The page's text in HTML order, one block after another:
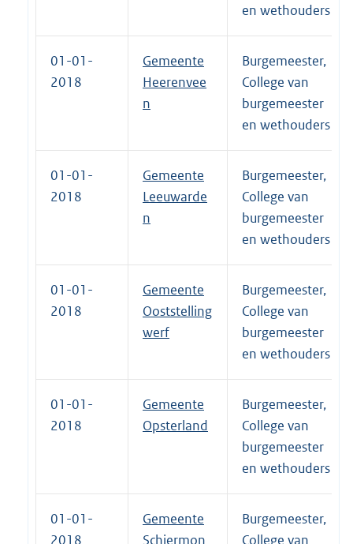
en wethouders
01-01-
2018
Gemeente
Heerenvee
n
Burgemeester,
College van
burgemeester
en wethouders
01-01-
2018
Gemeente
Leeuwarde
n
Burgemeester,
College van
burgemeester
en wethouders
01-01-
2018
Gemeente
Ooststelling
werf
Burgemeester,
College van
burgemeester
en wethouders
01-01-
2018
Gemeente
Opsterland
Burgemeester,
College van
burgemeester
en wethouders
01-01-
2018
Gemeente
Schiermon
Burgemeester,
College van